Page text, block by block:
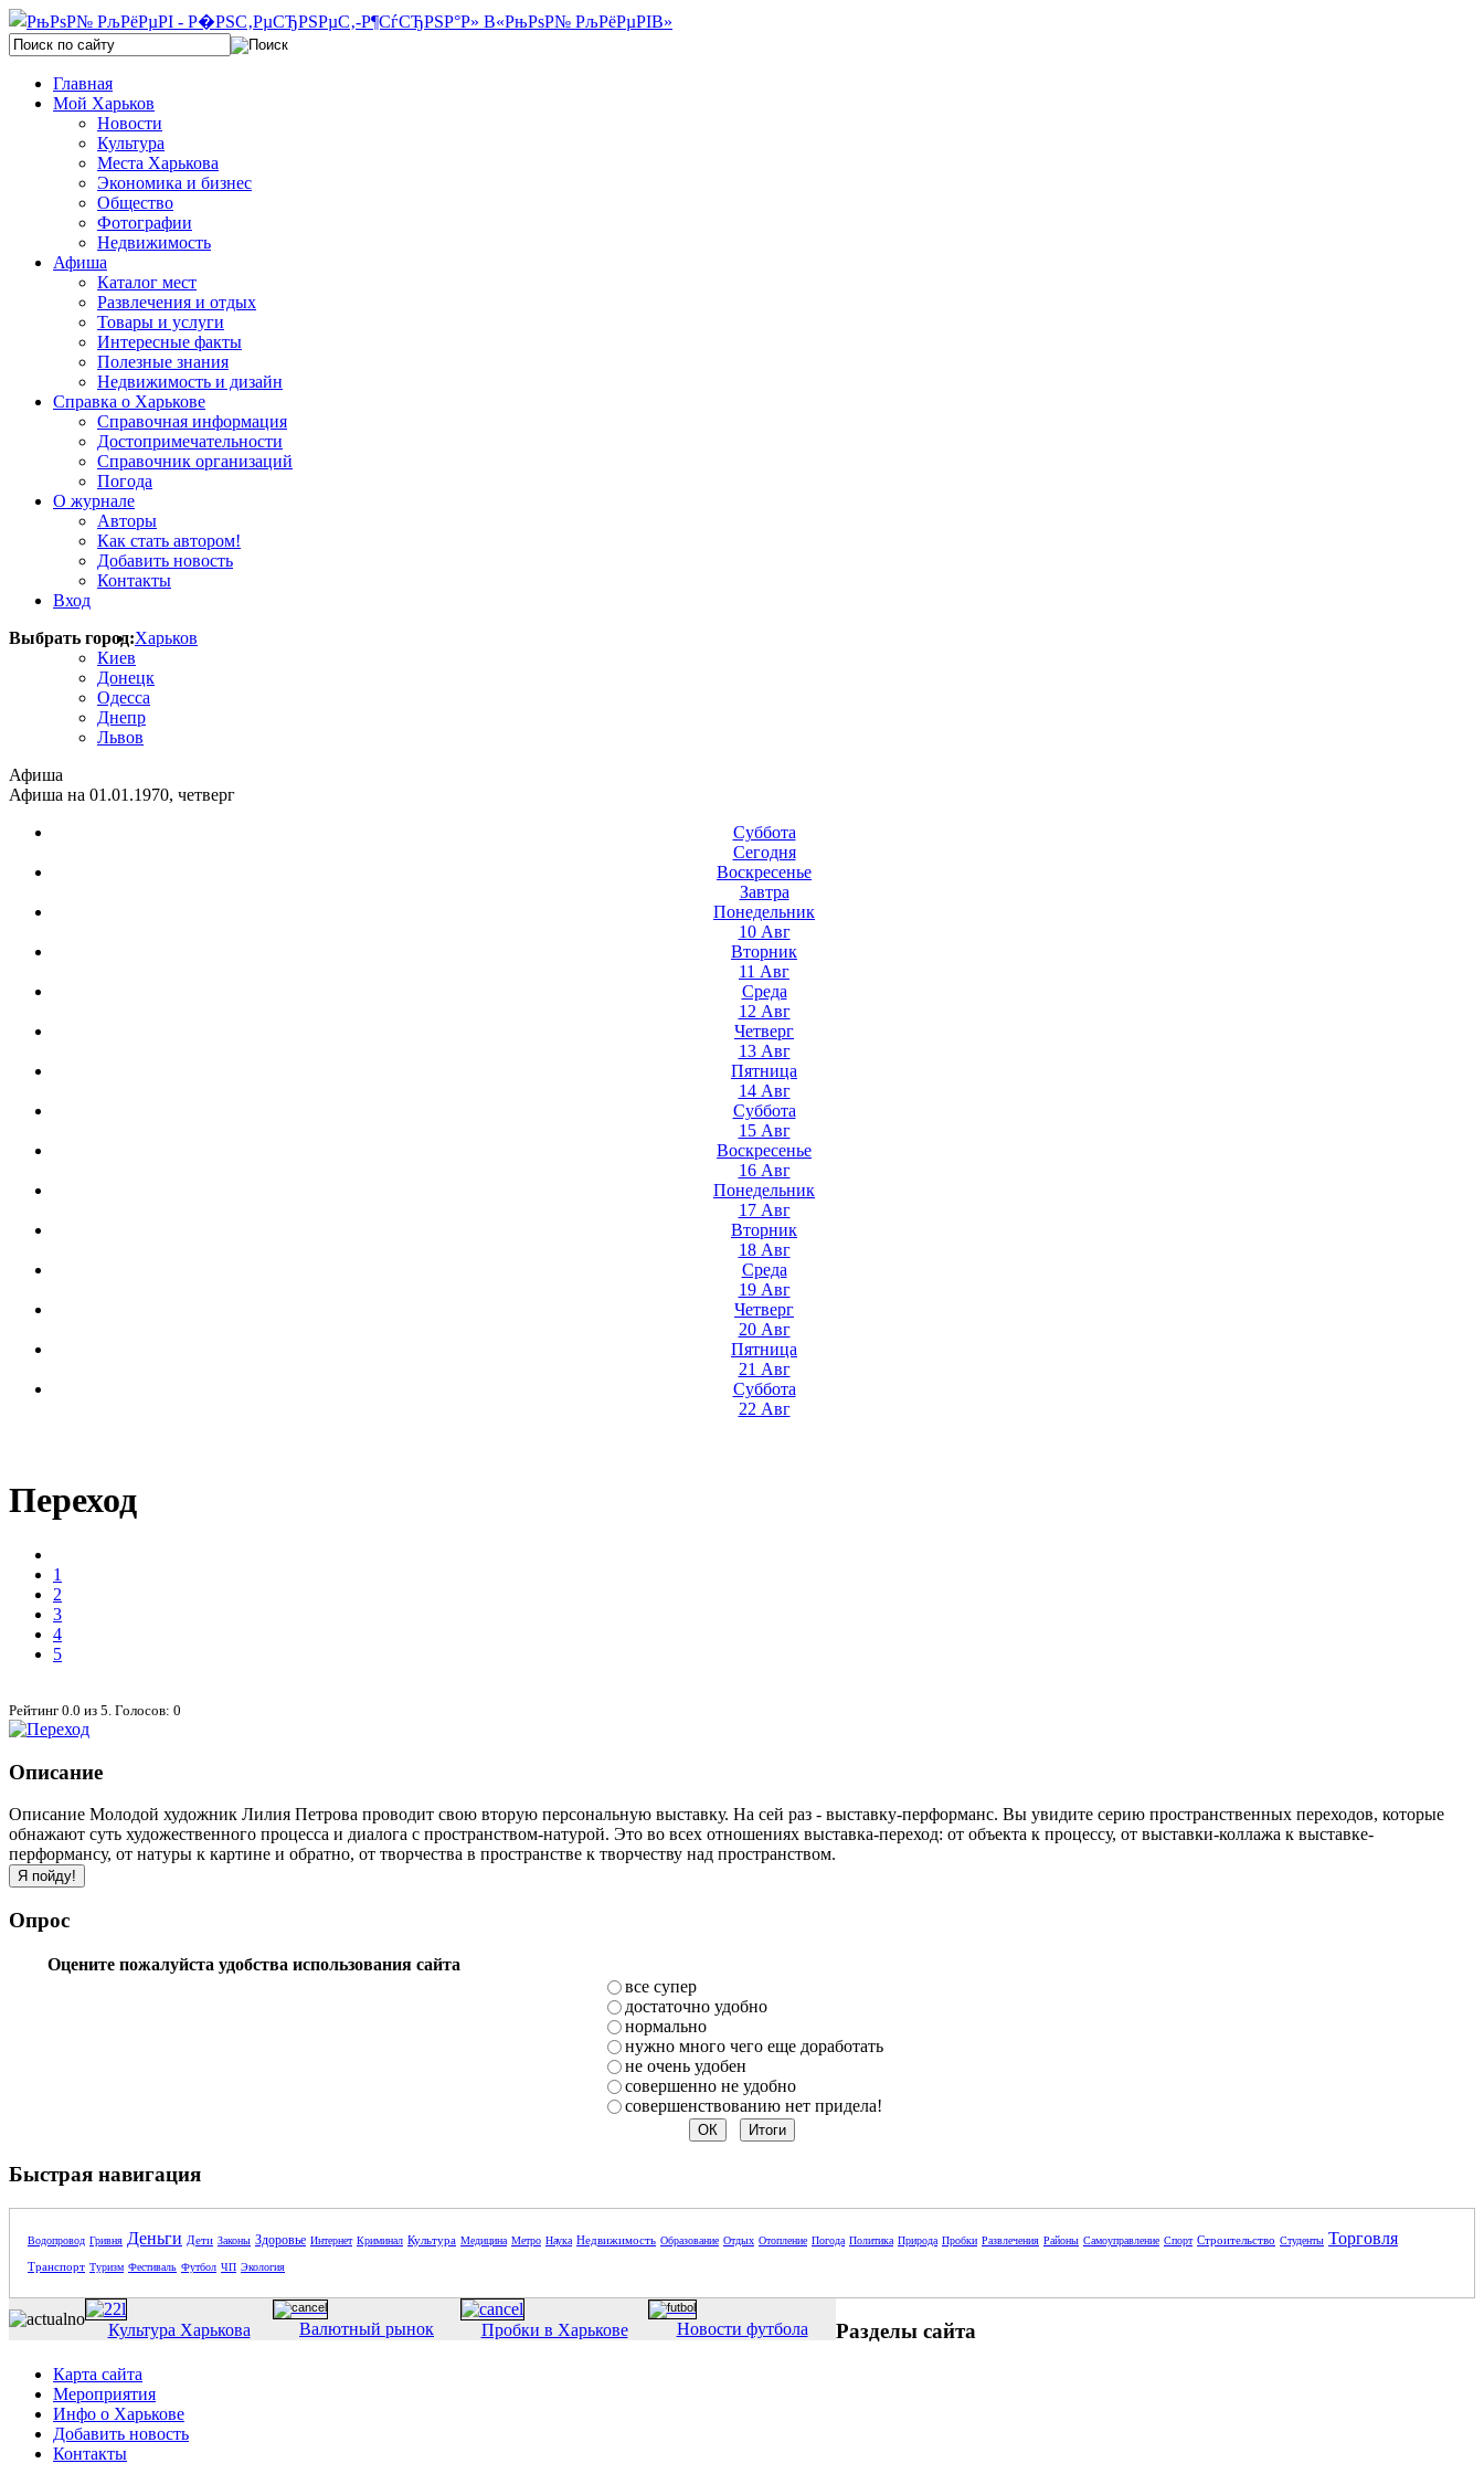
Главная
Мой Харьков
Новости
Культура
Места Харькова
Экономика и бизнес
Общество
Фотографии
Недвижимость
Афиша
Каталог мест
Развлечения и отдых
Товары и услуги
Интересные факты
Полезные знания
Недвижимость и дизайн
Справка о Харькове
Справочная информация
Достопримечательности
Справочник организаций
Погода
О журнале
Авторы
Как стать автором!
Добавить новость
Контакты
Вход
Выбрать город:Харьков
Киев
Донецк
Одесса
Днепр
Львов
Афиша
Афиша на 01.01.1970, четверг
Суббота
Сегодня
Воскресенье
Завтра
Понедельник
10 Авг
Вторник
11 Авг
Среда
12 Авг
Четверг
13 Авг
Пятница
14 Авг
Суббота
15 Авг
Воскресенье
16 Авг
Понедельник
17 Авг
Вторник
18 Авг
Среда
19 Авг
Четверг
20 Авг
Пятница
21 Авг
Суббота
22 Авг
Переход
1
2
3
4
5
Рейтинг 0.0 из 5 . Голосов: 0
Описание
Описание Молодой художник Лилия Петрова проводит свою вторую персональную выставку. На сей раз - выставку-перформанс. Вы увидите серию пространственных переходов, которые
обнажают суть художественного процесса и диалога с пространством-натурой. Это во всех отношениях выставка-переход: от объекта к процессу, от выставки-коллажа к выставке-
перформансу, от натуры к картине и обратно, от творчества в пространстве к творчеству над пространством.
Опрос
Оцените пожалуйста удобства использования сайта
все супер
достаточно удобно
нормально
нужно много чего еще доработать
не очень удобен
совершенно не удобно
совершенствованию нет придела!
Быстрая навигация
Водопровод Гривня Деньги Дети Законы Здоровье Интернет Криминал Культура Медицина Метро Наука Недвижимость Образование Отдых Отопление Погода Политика Природа Пробки Развлечения Районы Самоуправление Спорт Строительство Студенты Торговля
Транспорт Туризм Фестиваль Футбол ЧП Экология
Культура Харькова Валютный рынок Пробки в Харькове Новости футбола Разделы сайта
Карта сайта
Мероприятия
Инфо о Харькове
Добавить новость
Контакты